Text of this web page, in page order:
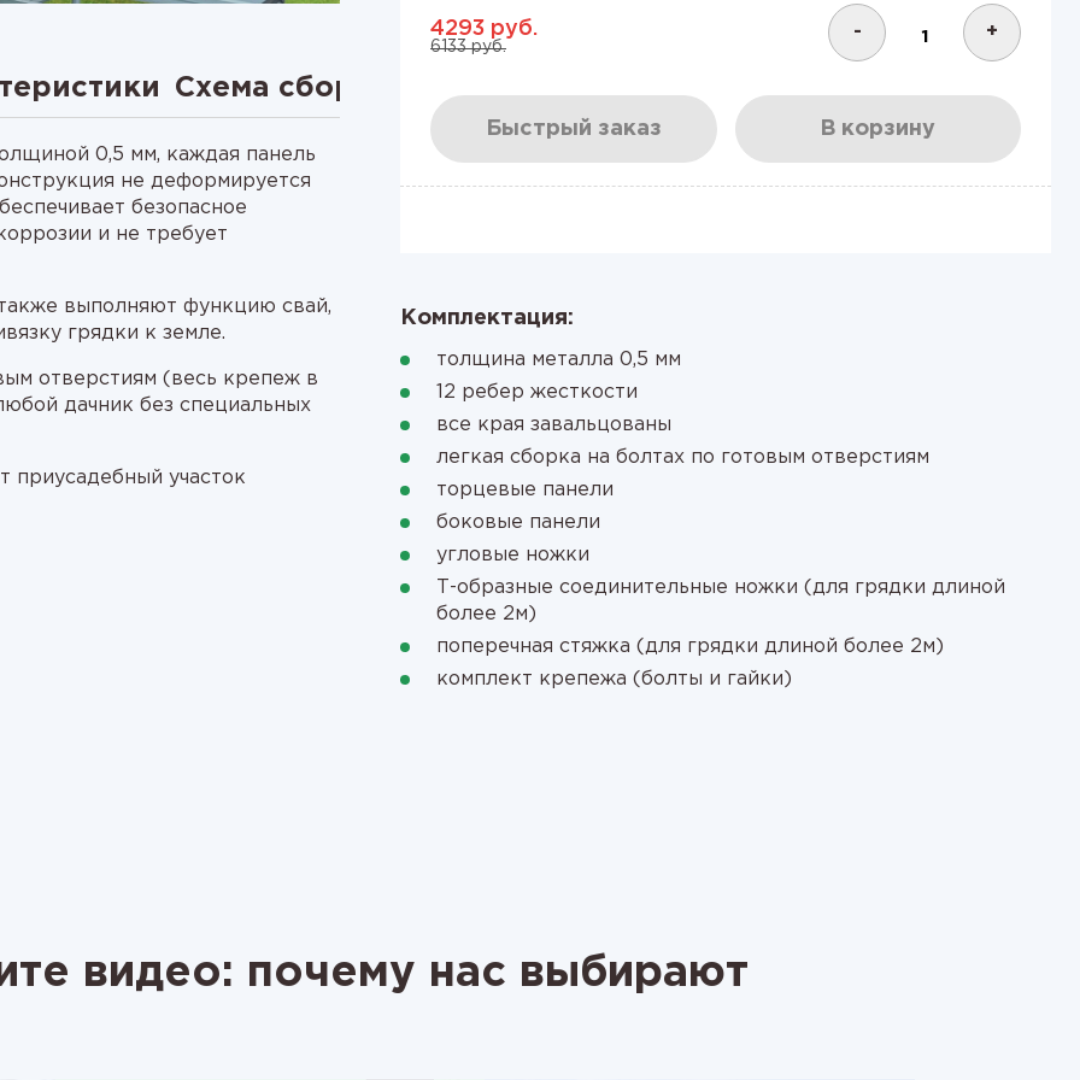
Схема сборки
0,5 мм, каждая панель
не деформируется
безопасное
и не требует
выполняют функцию свай,
грядки к земле.
отверстиям (весь крепеж в
дачник без специальных
приусадебный участок
4293 руб.
6133 руб.
- +
Быстрый заказ В корзину
Комплектация:
толщина металла 0,5 мм
12 ребер жесткости
все края завальцованы
легкая сборка на болтах по готовым отверстиям
торцевые панели
боковые панели
угловые ножки
Т-образные соединительные ножки (для грядки длиной
более 2м)
поперечная стяжка (для грядки длиной более 2м)
комплект крепежа (болты и гайки)
видео: почему нас выбирают